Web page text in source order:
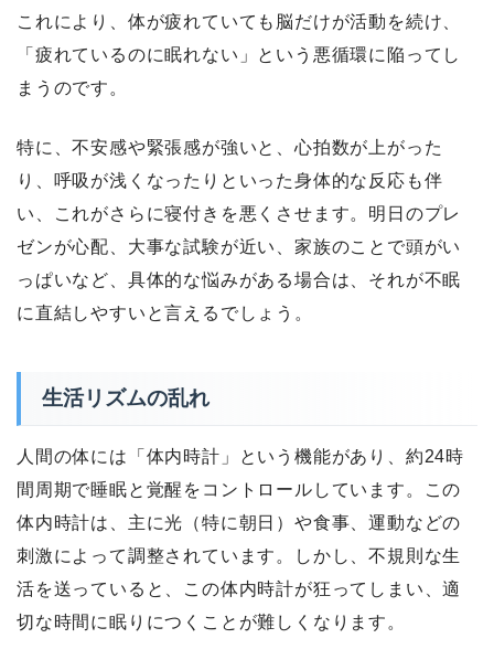
これにより、体が疲れていても脳だけが活動を続け、
「疲れているのに眠れない」という悪循環に陥ってし
まうのです。
特に、不安感や緊張感が強いと、心拍数が上がった
り、呼吸が浅くなったりといった身体的な反応も伴
い、これがさらに寝付きを悪くさせます。明日のプレ
ゼンが心配、大事な試験が近い、家族のことで頭がい
っぱいなど、具体的な悩みがある場合は、それが不眠
に直結しやすいと言えるでしょう。
生活リズムの乱れ
人間の体には「体内時計」という機能があり、約24時
間周期で睡眠と覚醒をコントロールしています。この
体内時計は、主に光（特に朝日）や食事、運動などの
刺激によって調整されています。しかし、不規則な生
活を送っていると、この体内時計が狂ってしまい、適
切な時間に眠りにつくことが難しくなります。